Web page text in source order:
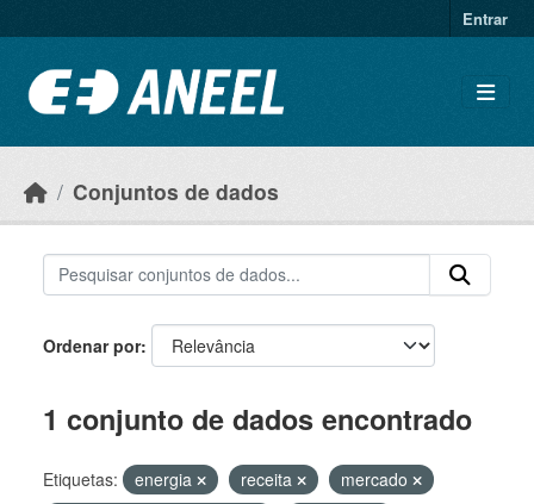
Entrar
Conjuntos de dados
Ordenar por
1 conjunto de dados encontrado
Etiquetas: energia receita
mercado